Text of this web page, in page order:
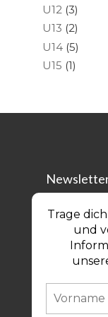
U12 (3)
U13 (2)
U14(5)
U15 (1)
Trage
und